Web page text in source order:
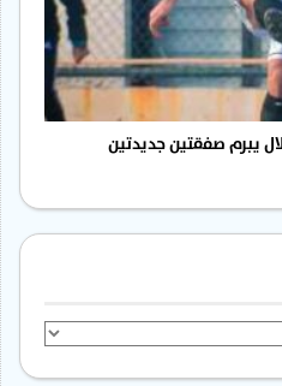
يبرم صفقتين جديدتين